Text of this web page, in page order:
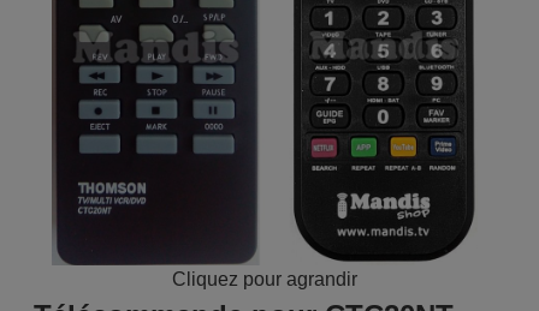
Cliquez pour agrandir